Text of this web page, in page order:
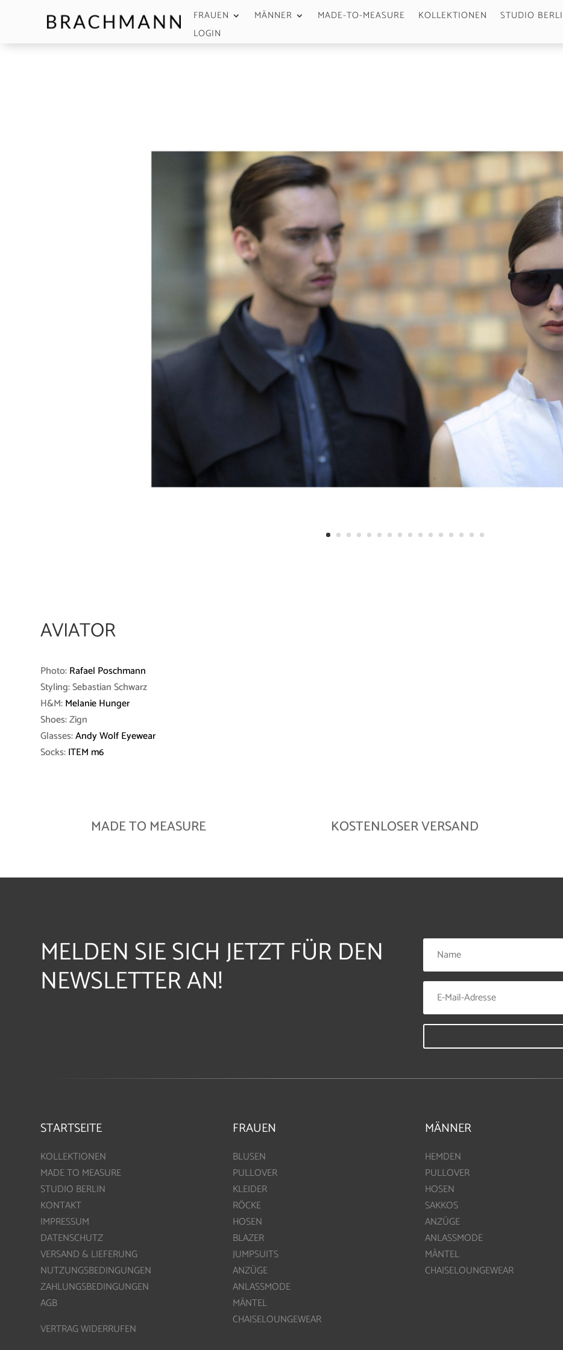
FRAUEN MÄNNER MADE-TO-MEASURE KOLLEKTIONEN STUDIO
LOGIN
AVIATOR
Photo:Rafael Poschmann
Styling: Sebastian Schwarz
H&M:Melanie Hunger
Shoes: Zign
Glasses:Andy Wolf Eyewear
Socks:ITEM m6
MADE TO MEASURE KOSTENLOSER VERSAND
MELDEN SIE SICH JETZT FÜR DEN
NEWSLETTER AN!
STARTSEITE
KOLLEKTIONEN
MADE TO MEASURE
STUDIO BERLIN
KONTAKT
IMPRESSUM
DATENSCHUTZ
VERSAND & LIEFERUNG
NUTZUNGSBEDINGUNGEN
ZAHLUNGSBEDINGUNGEN
AGB
VERTRAG WIDERRUFEN
FRAUEN
BLUSEN
PULLOVER
KLEIDER
RÖCKE
HOSEN
BLAZER
JUMPSUITS
ANZÜGE
ANLASSMODE
MÄNTEL
CHAISELOUNGEWEAR
MÄNNER
HEMDEN
PULLOVER
HOSEN
SAKKOS
ANZÜGE
ANLASSMODE
MÄNTEL
CHAISELOUNGEWEAR